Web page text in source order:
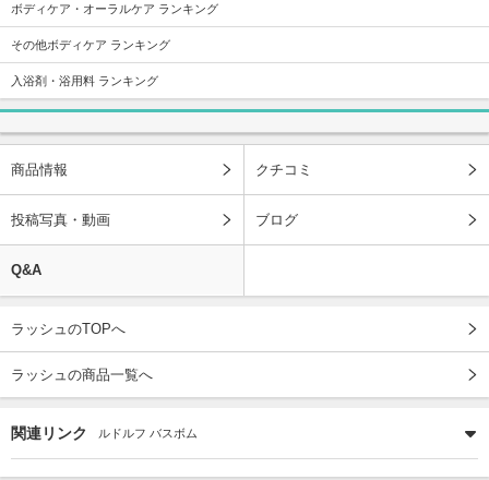
ボディケア・オーラルケア ランキング
その他ボディケア ランキング
入浴剤・浴用料 ランキング
商品情報 クチコミ
投稿写真・動画 ブログ
Q&A
ラッシュのTOPへ
ラッシュの商品一覧へ
関連リンク ルドルフ バスボム